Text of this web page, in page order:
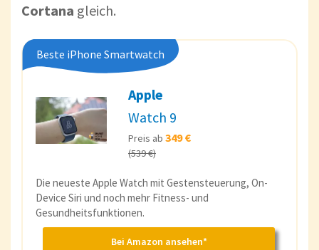
Cortana gleich.
Beste iPhone Smartwatch
Apple
Watch 9
Preis ab 349 €
(539 €)
Die neueste Apple Watch mit Gestensteuerung, On-
Device Siri und noch mehr Fitness- und
Gesundheitsfunktionen.
Bei Amazon ansehen*